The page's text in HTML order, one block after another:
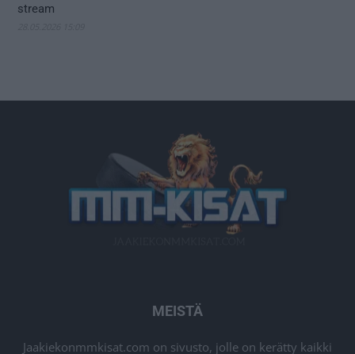
stream
MEISTÄ
Jaakiekonmmkisat.com on sivusto, jolle on kerätty kaikki